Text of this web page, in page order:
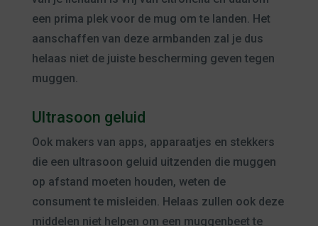
een prima plek voor de mug om te landen. Het
aanschaffen van deze armbanden zal je dus
helaas niet de juiste bescherming geven tegen
muggen.
Ultrasoon geluid
Ook makers van apps, apparaatjes en stekkers
die een ultrasoon geluid uitzenden die muggen
op afstand moeten houden, weten de
consument te misleiden. Helaas zullen ook deze
middelen niet helpen om een muggenbeet te